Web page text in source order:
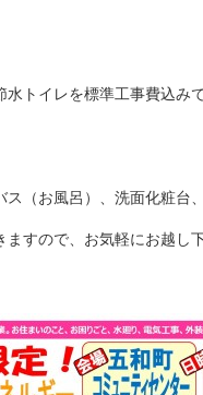
水トイレを標準工事費込み
（お風呂）、洗面化粧台
すので、お気軽にお越し下